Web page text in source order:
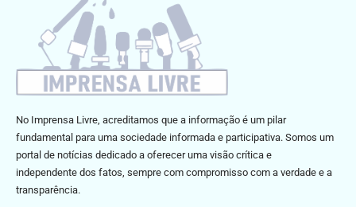
No Imprensa Livre, acreditamos que a informação é um pilar
fundamental para uma sociedade informada e participativa. Somos um
portal de notícias dedicado a oferecer uma visão crítica e
independente dos fatos, sempre com compromisso com a verdade e a
transparência.